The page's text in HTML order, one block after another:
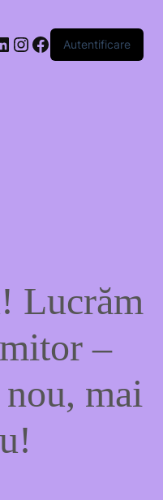
Instagram
Facebook
Autentificare
Lucrăm
–
mai